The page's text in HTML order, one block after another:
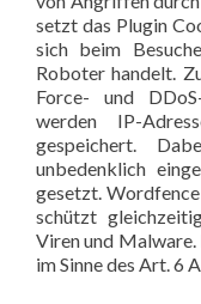
setzt das Plugin
sich beim
Roboter handelt.
Force- und
werden IP-
gespeichert.
unbedenklich
gesetzt.
schützt
Viren und
im Sinne des Art. 6